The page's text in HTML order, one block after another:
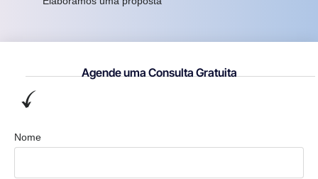
Agende uma Consulta Gratuita
Nome